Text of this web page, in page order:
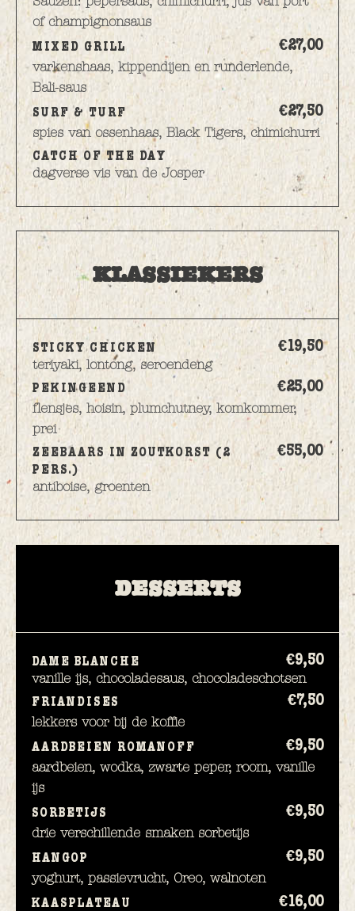
of champignonsaus
MIXED GRILL €27,00
varkenshaas, kippendijen en runderlende,
Bali-saus
SURF & TURF €27,50
spies van ossenhaas, Black Tigers, chimichurri
CATCH OF THE DAY
dagverse vis van de Josper
KLASSIEKERS
STICKY CHICKEN €19,50
teriyaki, lontong, seroendeng
PEKINGEEND €25,00
flensjes, hoisin, plumchutney, komkommer,
prei
ZEEBAARS IN ZOUTKORST (2
PERS.)
€55,00
antiboise, groenten
DESSERTS
DAME BLANCHE €9,50
vanille ijs, chocoladesaus, chocoladeschotsen
FRIANDISES €7,50
lekkers voor bij de koffie
AARDBEIEN ROMANOFF €9,50
aardbeien, wodka, zwarte peper, room, vanille
ijs
SORBETIJS €9,50
drie verschillende smaken sorbetijs
HANGOP €9,50
yoghurt, passievrucht, Oreo, walnoten
KAASPLATEAU €16,00